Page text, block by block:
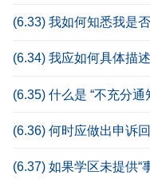
(6.33) 我如何知悉我是
(6.34) 我应如何具体描
(6.35) 什么是 “不充分通
(6.36) 何时应做出申诉
(6.37) 如果学区未提供“